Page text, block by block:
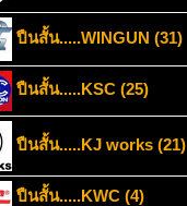
ปืนสั้น.....WINGUN (31)
ปืนสั้น.....KSC (25)
ปืนสั้น.....KJ works (21)
ปืนสั้น.....KWC (4)